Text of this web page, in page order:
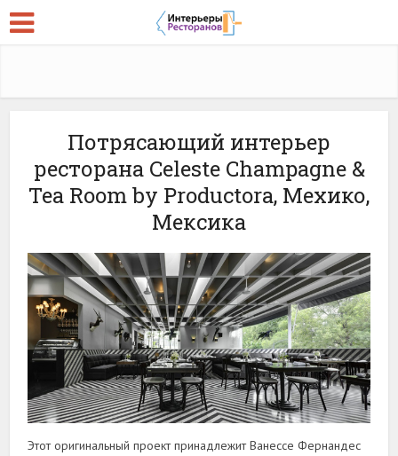
Потрясающий интерьер
ресторана Celeste Champagne &
Tea Room by Productora, Мехико,
Мексика
Этот оригинальный проект принадлежит Ванессе Фернандес